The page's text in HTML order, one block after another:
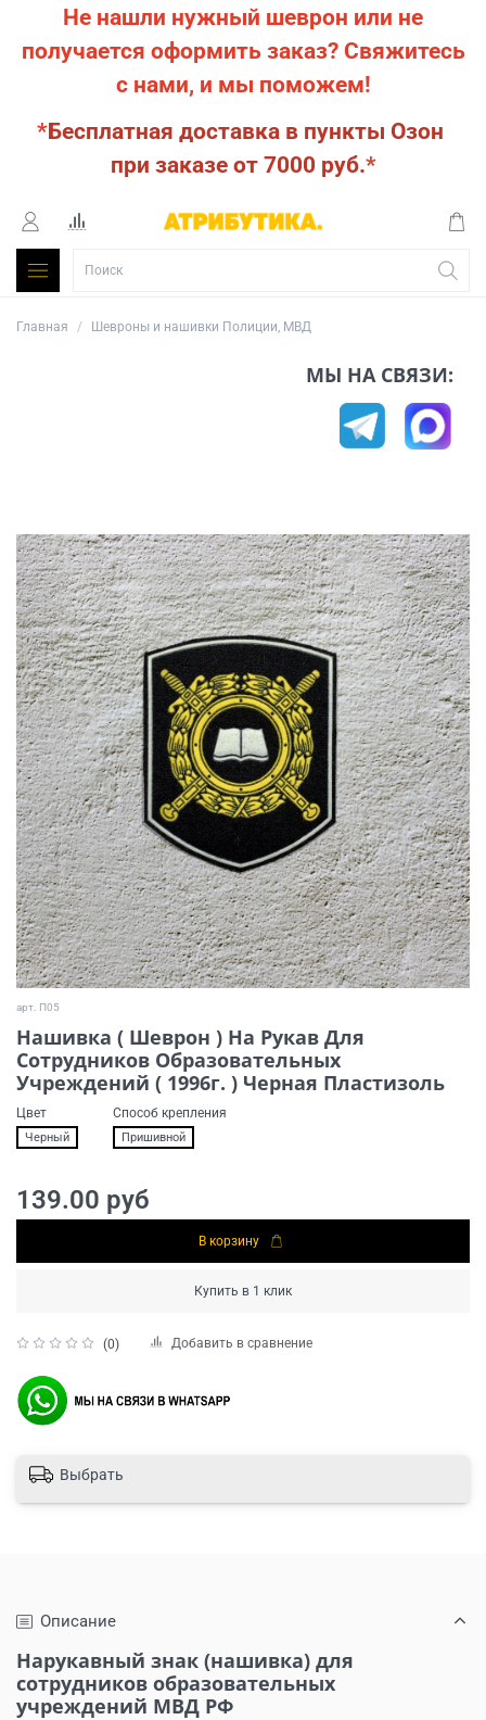
Не нашли нужный шеврон или не
получается оформить заказ? Свяжитесь
с нами, и мы поможем!
*Бесплатная доставка в пункты Озон
при заказе от 7000 руб.*
Главная Шевроны и нашивки Полиции, МВД
МЫ НА СВЯЗИ:
арт. П05
Нашивка ( Шеврон ) На Рукав Для
Сотрудников Образовательных
Учреждений ( 1996г. ) Черная Пластизоль
(0) Добавить в сравнение
Цвет
Черный
Способ крепления
Пришивной
139.00 руб
В корзину
Купить в 1 клик
Выбрать
Описание
Нарукавный знак (нашивка) для
сотрудников образовательных
учреждений МВД РФ